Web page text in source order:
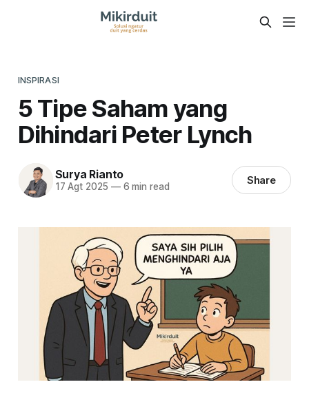
INSPIRASI
5 Tipe Saham yang
Dihindari Peter Lynch
Surya Rianto
17 Agt 2025 —6 min read Share